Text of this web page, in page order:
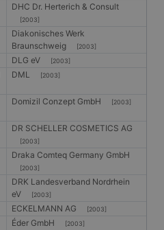
DHC Dr. Herterich & Consult
[2003]
Diakonisches Werk
Braunschweig
[2003]
DLG eV [2003]
DML [2003]
Domizil Conzept GmbH [2003]
DR SCHELLER COSMETICS AG
[2003]
Draka Comteq Germany GmbH
[2003]
DRK Landesverband Nordrhein
eV
[2003]
ECKELMANN AG [2003]
Éder GmbH [2003]